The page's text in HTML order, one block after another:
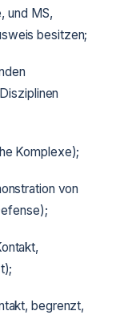
und MS,
besitzen;
Komplexe);
von
begrenzt,